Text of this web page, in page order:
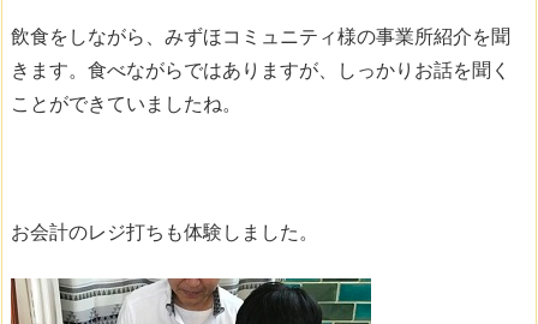
飲食をしながら、みずほコミュニティ様の事業所紹介を聞
きます。食べながらではありますが、しっかりお話を聞く
ことができていましたね。
お会計のレジ打ちも体験しました。